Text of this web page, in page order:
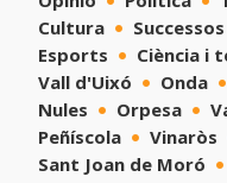
Cultura
Esports
Ciència i
Vall d'Uixó
Onda
Nules
Orpesa
Peñíscola
Vinaròs
Sant Joan de Moró